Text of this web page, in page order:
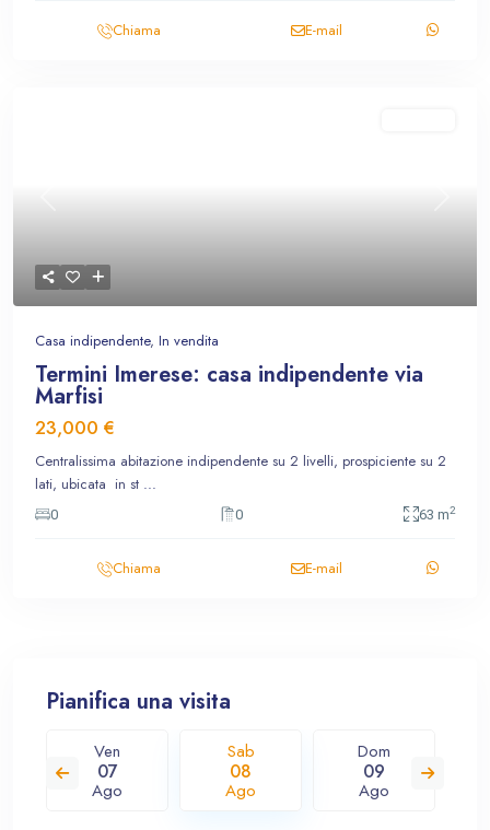
Chiama E-mail
Casa indipendente, In vendita
Termini Imerese: casa indipendente via
Marfisi
23,000 €
Centralissima abitazione indipendente su 2 livelli, prospiciente su 2
lati, ubicata in st ...
0 0 63 m2
Chiama E-mail
Pianifica una visita
Ven
07
Ago
Sab
08
Ago
Dom
09
Ago